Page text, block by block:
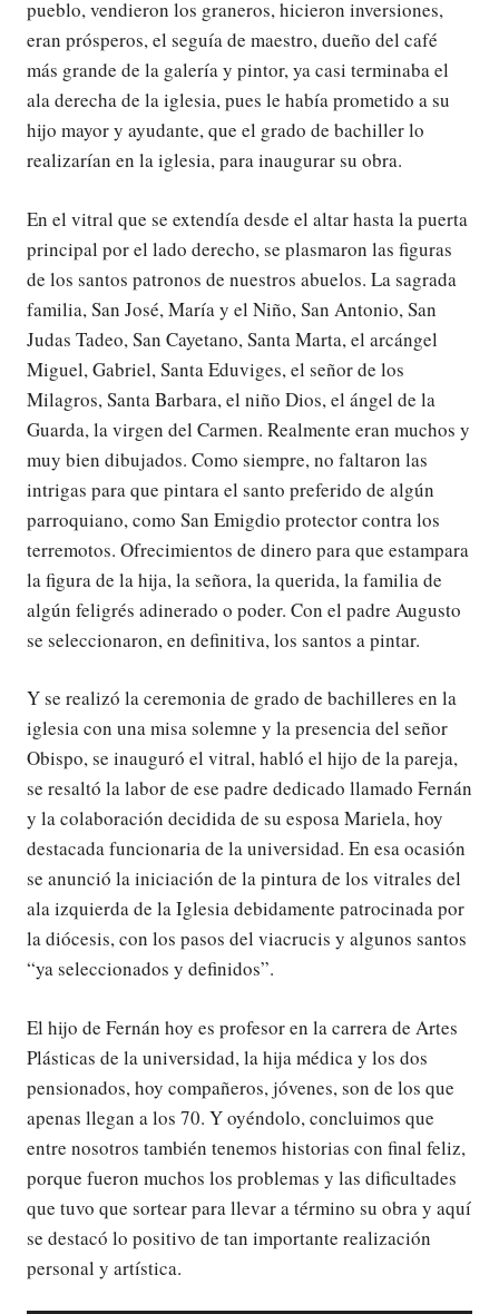
pueblo, vendieron los graneros, hicieron inversiones,
eran prósperos, el seguía de maestro, dueño del café
más grande de la galería y pintor, ya casi terminaba el
ala derecha de la iglesia, pues le había prometido a su
hijo mayor y ayudante, que el grado de bachiller lo
realizarían en la iglesia, para inaugurar su obra.
En el vitral que se extendía desde el altar hasta la puerta
principal por el lado derecho, se plasmaron las figuras
de los santos patronos de nuestros abuelos. La sagrada
familia, San José, María y el Niño, San Antonio, San
Judas Tadeo, San Cayetano, Santa Marta, el arcángel
Miguel, Gabriel, Santa Eduviges, el señor de los
Milagros, Santa Barbara, el niño Dios, el ángel de la
Guarda, la virgen del Carmen. Realmente eran muchos y
muy bien dibujados. Como siempre, no faltaron las
intrigas para que pintara el santo preferido de algún
parroquiano, como San Emigdio protector contra los
terremotos. Ofrecimientos de dinero para que estampara
la figura de la hija, la señora, la querida, la familia de
algún feligrés adinerado o poder. Con el padre Augusto
se seleccionaron, en definitiva, los santos a pintar.
Y se realizó la ceremonia de grado de bachilleres en la
iglesia con una misa solemne y la presencia del señor
Obispo, se inauguró el vitral, habló el hijo de la pareja,
se resaltó la labor de ese padre dedicado llamado Fernán
y la colaboración decidida de su esposa Mariela, hoy
destacada funcionaria de la universidad. En esa ocasión
se anunció la iniciación de la pintura de los vitrales del
ala izquierda de la Iglesia debidamente patrocinada por
la diócesis, con los pasos del viacrucis y algunos santos
“ya seleccionados y definidos”.
El hijo de Fernán hoy es profesor en la carrera de Artes
Plásticas de la universidad, la hija médica y los dos
pensionados, hoy compañeros, jóvenes, son de los que
apenas llegan a los 70. Y oyéndolo, concluimos que
entre nosotros también tenemos historias con final feliz,
porque fueron muchos los problemas y las dificultades
que tuvo que sortear para llevar a término su obra y aquí
se destacó lo positivo de tan importante realización
personal y artística.